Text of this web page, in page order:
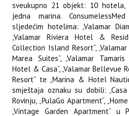
sveukupno 21 objekt: 10
jedna marina.
sljedećim hotelima: „Valamar
„Valamar Riviera Hotel &
Collection Island Resort“,
Marea Suites“, „Valamar
Hotel & Casa“, „Valamar Bellevue
Resort“ te „Marina & Hotel
smještaja oznaku su dobili:
Rovinju, „PulaGo Apartment“,
„Vintage Garden Apartment“ u